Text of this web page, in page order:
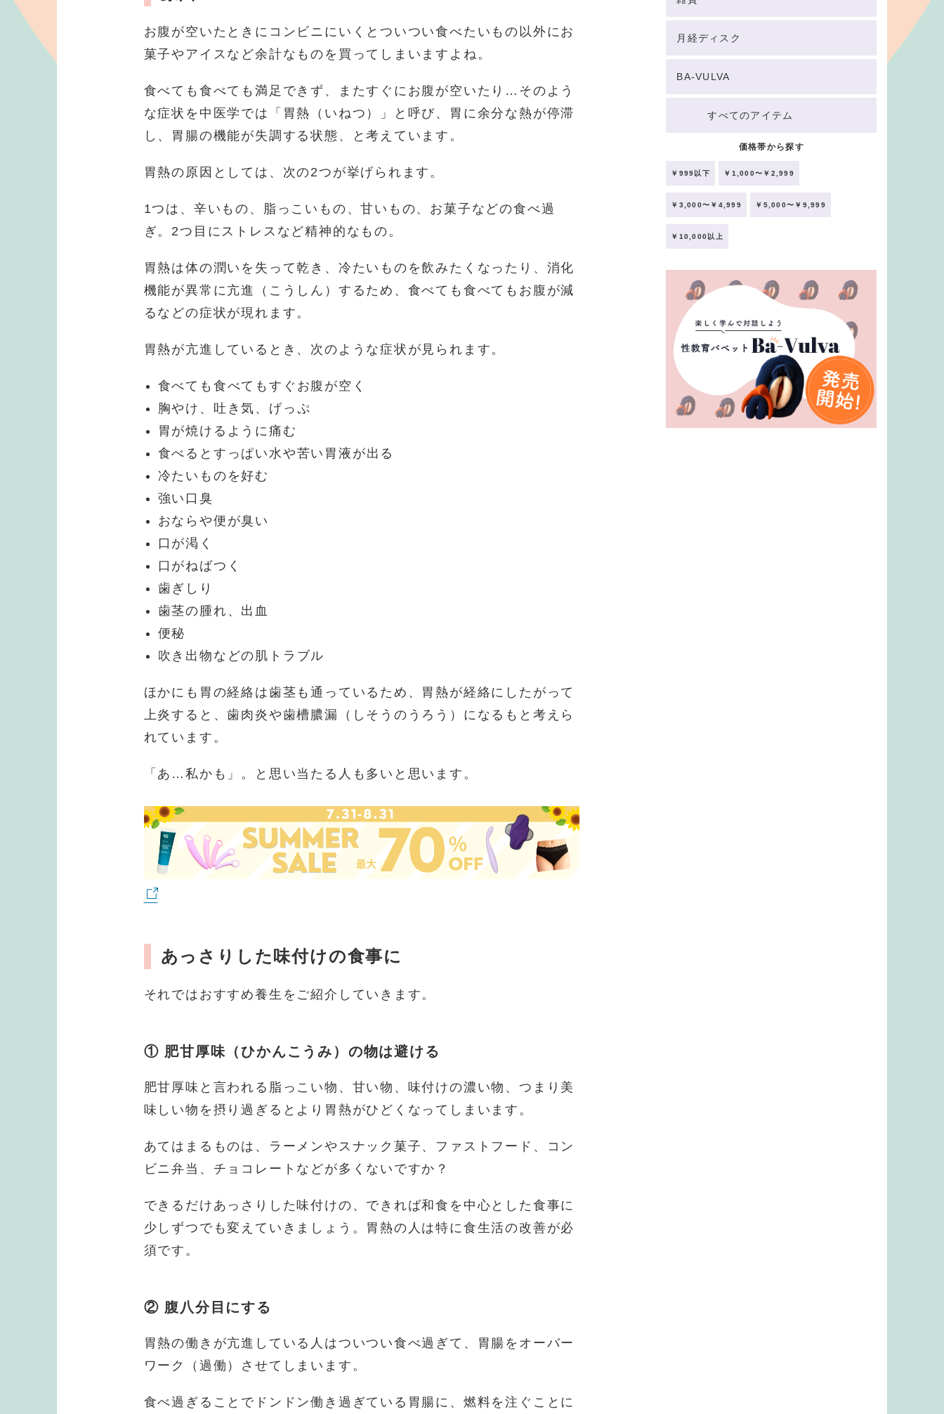
お腹が空いたときにコンビニにいくとついつい食べたいもの以外にお
菓子やアイスなど余計なものを買ってしまいますよね。
食べても食べても満足できず、またすぐにお腹が空いたり…そのよう
な症状を中医学では「胃熱（いねつ）」と呼び、胃に余分な熱が停滞
し、胃腸の機能が失調する状態、と考えています。
胃熱の原因としては、次の2つが挙げられます。
1つは、辛いもの、脂っこいもの、甘いもの、お菓子などの食べ過
ぎ。2つ目にストレスなど精神的なもの。
胃熱は体の潤いを失って乾き、冷たいものを飲みたくなったり、消化
機能が異常に亢進（こうしん）するため、食べても食べてもお腹が減
るなどの症状が現れます。
胃熱が亢進しているとき、次のような症状が見られます。
食べても食べてもすぐお腹が空く
胸やけ、吐き気、げっぷ
胃が焼けるように痛む
食べるとすっぱい水や苦い胃液が出る
冷たいものを好む
強い口臭
おならや便が臭い
口が渇く
口がねばつく
歯ぎしり
歯茎の腫れ、出血
便秘
吹き出物などの肌トラブル
ほかにも胃の経絡は歯茎も通っているため、胃熱が経絡にしたがって
上炎すると、歯肉炎や歯槽膿漏（しそうのうろう）になるもと考えら
れています。
「あ…私かも」。と思い当たる人も多いと思います。
あっさりした味付けの食事に
それではおすすめ養生をご紹介していきます。
① 肥甘厚味（ひかんこうみ）の物は避ける
肥甘厚味と言われる脂っこい物、甘い物、味付けの濃い物、つまり美
味しい物を摂り過ぎるとより胃熱がひどくなってしまいます。
あてはまるものは、ラーメンやスナック菓子、ファストフード、コン
ビニ弁当、チョコレートなどが多くないですか？
できるだけあっさりした味付けの、できれば和食を中心とした食事に
少しずつでも変えていきましょう。胃熱の人は特に食生活の改善が必
須です。
② 腹八分目にする
胃熱の働きが亢進している人はついつい食べ過ぎて、胃腸をオーバー
ワーク（過働）させてしまいます。
食べ過ぎることでドンドン働き過ぎている胃腸に、燃料を注ぐことに
月経ディスク
BA-VULVA
すべてのアイテム
価格帯から探す
￥999以下 ￥1,000〜￥2,999
￥3,000〜￥4,999 ￥5,000〜￥9,999
￥10,000以上